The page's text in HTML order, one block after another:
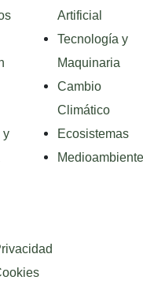
y
Artificial
Tecnología y
Maquinaria
Cambio
Climático
Ecosistemas
Medioambiente